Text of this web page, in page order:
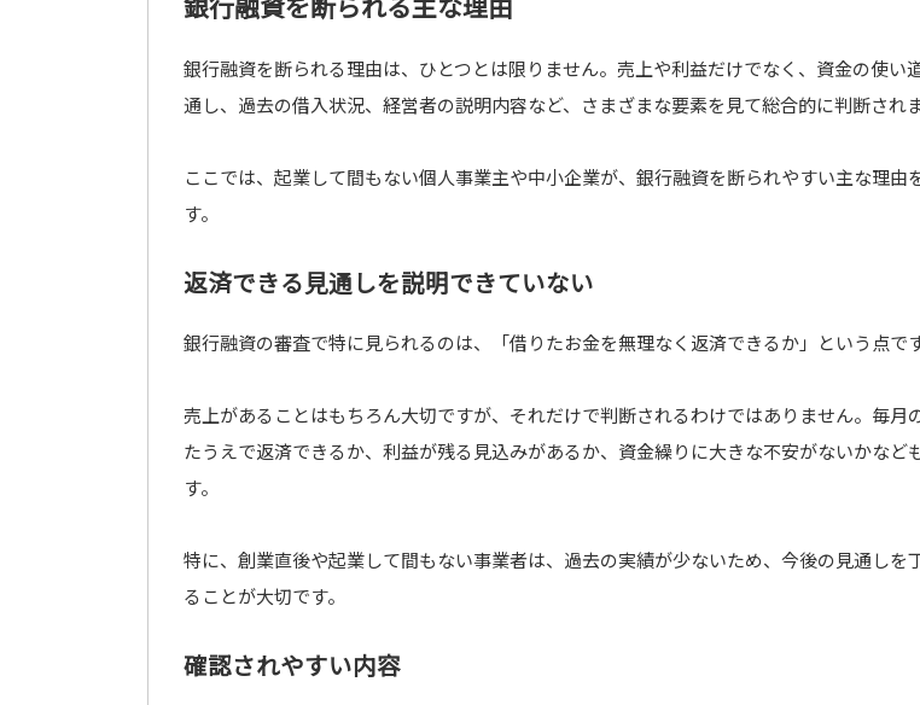
銀行融資を断られる理由は、ひとつとは限りません。売上や利益だけでなく、資金の使い
通し、過去の借入状況、経営者の説明内容など、さまざまな要素を見て総合的に判断されま
ここでは、起業して間もない個人事業主や中小企業が、銀行融資を断られやすい主な理由
す。
返済できる見通しを説明できていない
銀行融資の審査で特に見られるのは、「借りたお金を無理なく返済できるか」という点です
売上があることはもちろん大切ですが、それだけで判断されるわけではありません。毎月
たうえで返済できるか、利益が残る見込みがあるか、資金繰りに大きな不安がないかなど
す。
特に、創業直後や起業して間もない事業者は、過去の実績が少ないため、今後の見通しを
ることが大切です。
確認されやすい内容